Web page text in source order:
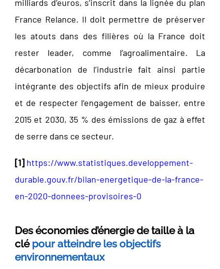
milliards d’euros, s’inscrit dans la lignée du plan
France Relance. Il doit permettre de préserver
les atouts dans des filières où la France doit
rester leader, comme l’agroalimentaire. La
décarbonation de l’industrie fait ainsi partie
intégrante des objectifs afin de mieux produire
et de respecter l’engagement de baisser, entre
2015 et 2030, 35 % des émissions de gaz à effet
de serre dans ce secteur.
[1] https://www.statistiques.developpement-
durable.gouv.fr/bilan-energetique-de-la-france-
en-2020-donnees-provisoires-0
Des économies d’énergie de taille à la
clé pour atteindre les objectifs
environnementaux